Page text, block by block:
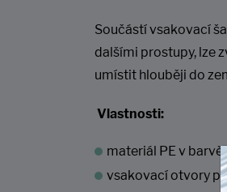
Součástí vsakovací
dalšími prostupy, lze
umístit hlouběji do
Vlastnosti:
materiál PE v barvě
vsakovací otvory